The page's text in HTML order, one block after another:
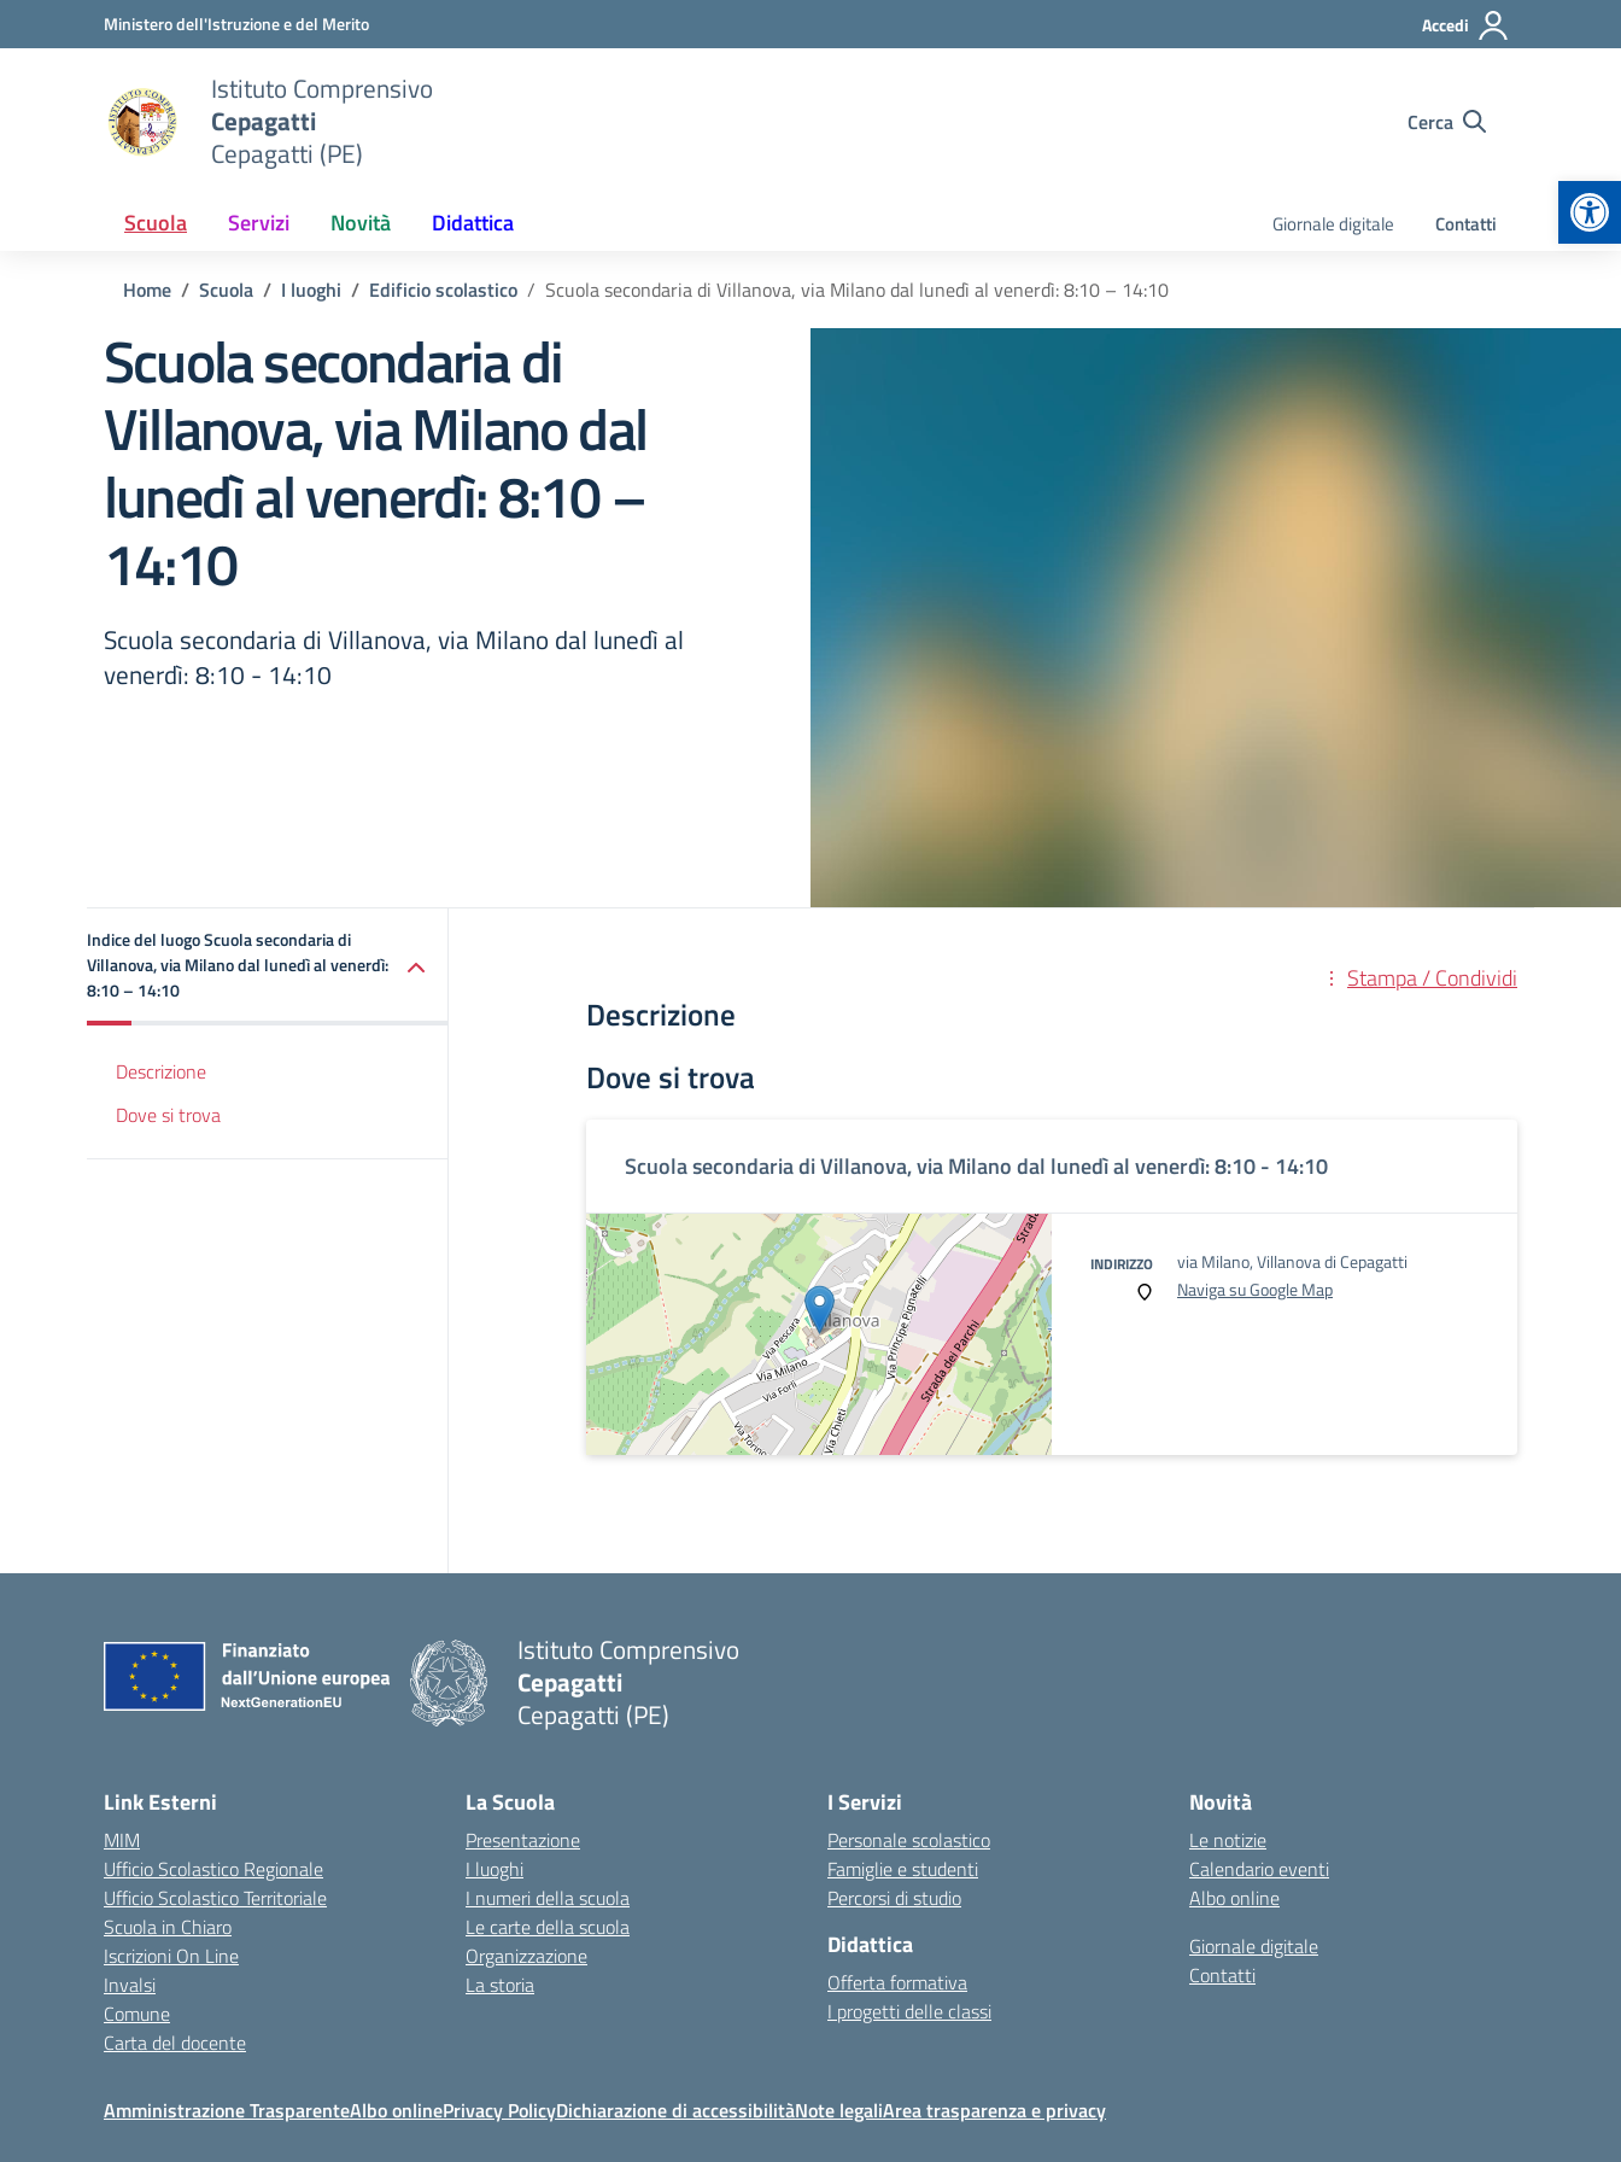
Vai ai contenuti
Vai al menu di navigazioneMinistero dell'Istruzione e del Merito Accedi
Istituto Comprensivo
Cepagatti
Cepagatti (PE)
Cerca
Scuola Servizi Novità Didattica Giornale digitale Contatti
Home Scuola I luoghi Edificio scolastico Scuola secondaria di Villanova, via Milano dal lunedì al venerdì: 8:10 – 14:10
Scuola secondaria di
Villanova, via Milano dal
lunedì al venerdì: 8:10 –
14:10
Scuola secondaria di Villanova, via Milano dal lunedì al
venerdì: 8:10 - 14:10
Indice del luogo Scuola secondaria di
Villanova, via Milano dal lunedì al venerdì:
8:10 – 14:10
Descrizione
Dove si trova
Stampa / Condividi
Descrizione
Dove si trova
Scuola secondaria di Villanova, via Milano dal lunedì al venerdì: 8:10 - 14:10
INDIRIZZO
via Milano, Villanova di Cepagatti
Naviga su Google Map
Istituto Comprensivo
Cepagatti
Cepagatti (PE)
Link Esterni
MIM
Ufficio Scolastico Regionale
Ufficio Scolastico Territoriale
Scuola in Chiaro
Iscrizioni On Line
Invalsi
Comune
Carta del docente
La Scuola
Presentazione
I luoghi
I numeri della scuola
Le carte della scuola
Organizzazione
La storia
I Servizi
Personale scolastico
Famiglie e studenti
Percorsi di studio
Didattica
Offerta formativa
I progetti delle classi
Novità
Le notizie
Calendario eventi
Albo online
Giornale digitale
Contatti
Amministrazione TrasparenteAlbo onlinePrivacy PolicyDichiarazione di accessibilitàNote legaliArea trasparenza e privacy